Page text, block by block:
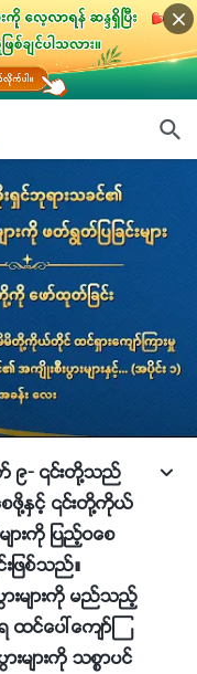
၉- ၎တို႔သည္
စဖို႔ႏွင့္ ၎တို႔ကိုယ္
ားကို ျပည့္ဝေစ
ျဖစ္သည္။
းမ်ားကို မည္သည့္
င္ေပၚေက်ာ္ၾ
မ်ားကို သစၥာပင္